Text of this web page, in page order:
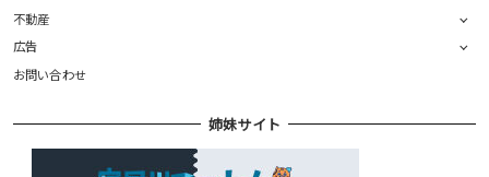
不動産
広告
お問い合わせ
姉妹サイト